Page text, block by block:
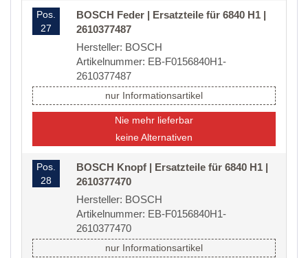
Pos.
27
BOSCH Feder | Ersatzteile für 6840 H1 |
2610377487
Hersteller: BOSCH
Artikelnummer: EB-F0156840H1-
2610377487
nur Informationsartikel
Nie mehr lieferbar
keine Alternativen
Pos.
28
BOSCH Knopf | Ersatzteile für 6840 H1 |
2610377470
Hersteller: BOSCH
Artikelnummer: EB-F0156840H1-
2610377470
nur Informationsartikel